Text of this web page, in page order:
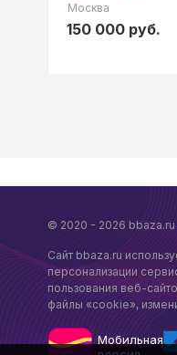
Москва
150 000 руб.
© 2020 - 2026
Сайт bbaza.ru
персонализации
пользования веб-
файлы «cookie»,
Мобильная